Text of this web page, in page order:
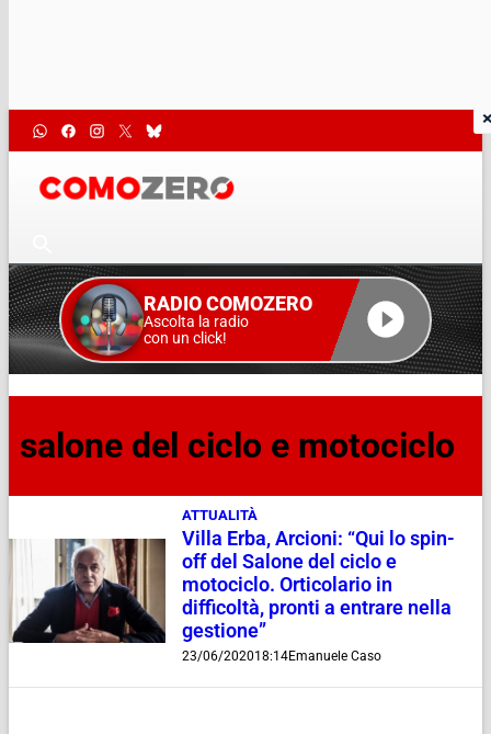
RADIO COMOZERO
Ascolta la radio
con un click!
salone del ciclo e motociclo
ATTUALITÀ
Villa Erba, Arcioni: “Qui lo spin-
off del Salone del ciclo e
motociclo. Orticolario in
difficoltà, pronti a entrare nella
gestione”
23/06/202018:14Emanuele Caso